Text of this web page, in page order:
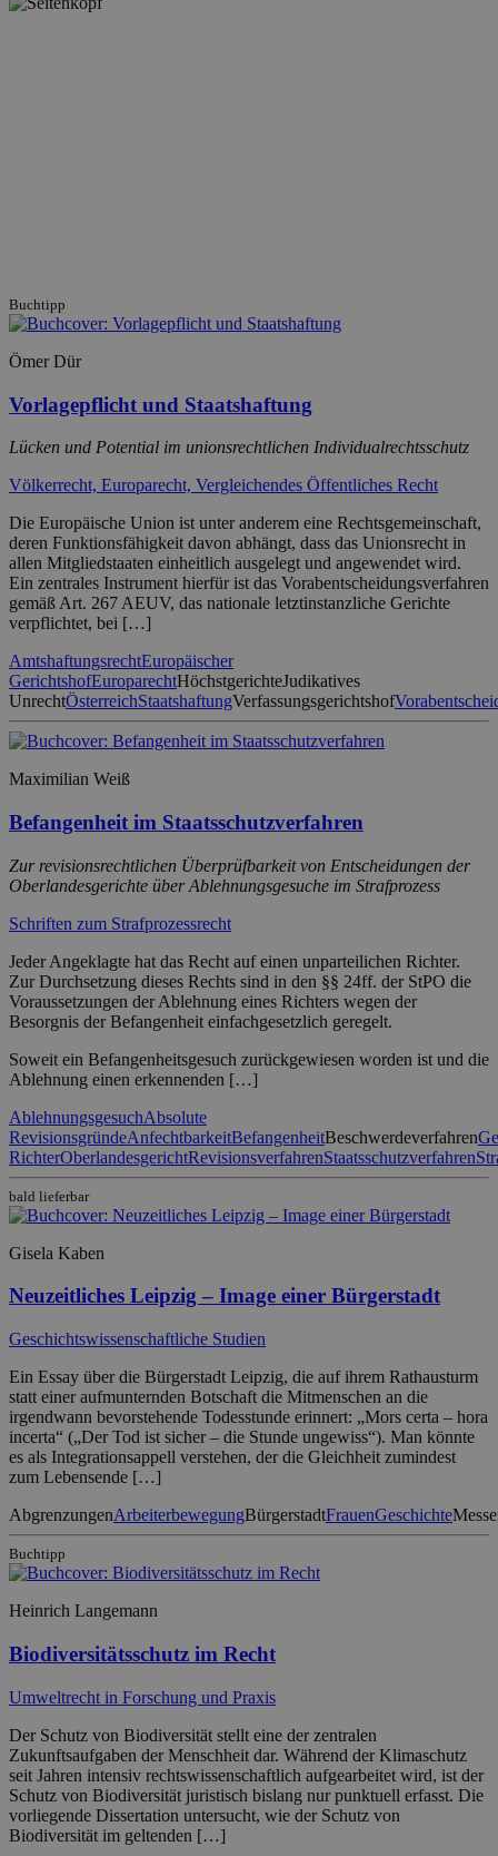
Buchtipp
Ömer Dür
Vorlagepflicht und Staatshaftung
Lücken und Potential im unionsrechtlichen Individualrechtsschutz
Völkerrecht, Europarecht, Vergleichendes Öffentliches Recht
Die Europäische Union ist unter anderem eine Rechtsgemeinschaft,
deren Funktionsfähigkeit davon abhängt, dass das Unionsrecht in
allen Mitgliedstaaten einheitlich ausgelegt und angewendet wird.
Ein zentrales Instrument hierfür ist das Vorabentscheidungsverfahren
gemäß Art. 267 AEUV, das nationale letztinstanzliche Gerichte
verpflichtet, bei […]
AmtshaftungsrechtEuropäischer
GerichtshofEuroparechtHöchstgerichteJudikatives
UnrechtÖsterreichStaatshaftungVerfassungsgerichtshof
Maximilian Weiß
Befangenheit im Staatsschutzverfahren
Zur revisionsrechtlichen Überprüfbarkeit von Entscheidungen der
Oberlandesgerichte über Ablehnungsgesuche im Strafprozess
Schriften zum Strafprozessrecht
Jeder Angeklagte hat das Recht auf einen unparteilichen Richter.
Zur Durchsetzung dieses Rechts sind in den §§ 24ff. der StPO die
Voraussetzungen der Ablehnung eines Richters wegen der
Besorgnis der Befangenheit einfachgesetzlich geregelt.
Soweit ein Befangenheitsgesuch zurückgewiesen worden ist und die
Ablehnung einen erkennenden […]
AblehnungsgesuchAbsolute
RevisionsgründeAnfechtbarkeitBefangenheitBeschwerdeverfahren
RichterOberlandesgerichtRevisionsverfahrenStaatsschutzverfahren
bald lieferbar
Gisela Kaben
Neuzeitliches Leipzig – Image einer Bürgerstadt
Geschichtswissenschaftliche Studien
Ein Essay über die Bürgerstadt Leipzig, die auf ihrem Rathausturm
statt einer aufmunternden Botschaft die Mitmenschen an die
irgendwann bevorstehende Todesstunde erinnert: „Mors certa – hora
incerta“ („Der Tod ist sicher – die Stunde ungewiss“). Man könnte
es als Integrationsappell verstehen, der die Gleichheit zumindest
zum Lebensende […]
AbgrenzungenArbeiterbewegungBürgerstadtFrauenGeschichte
Buchtipp
Heinrich Langemann
Biodiversitätsschutz im Recht
Umweltrecht in Forschung und Praxis
Der Schutz von Biodiversität stellt eine der zentralen
Zukunftsaufgaben der Menschheit dar. Während der Klimaschutz
seit Jahren intensiv rechtswissenschaftlich aufgearbeitet wird, ist der
Schutz von Biodiversität juristisch bislang nur punktuell erfasst. Die
vorliegende Dissertation untersucht, wie der Schutz von
Biodiversität im geltenden […]